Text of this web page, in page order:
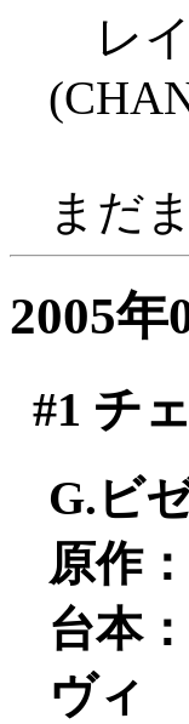
レイ
まだ
2005年
#1 チ
G.ビ
原作
台本
ヴィ